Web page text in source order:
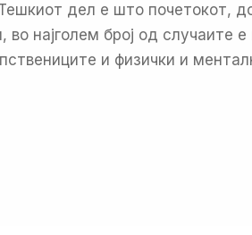
дел е што почетокот,
најголем број од случаите е
и физички и